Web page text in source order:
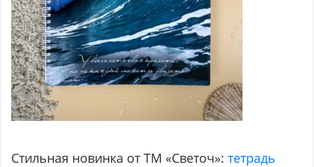
Стильная новинка от ТМ «Светоч»:тетрадь